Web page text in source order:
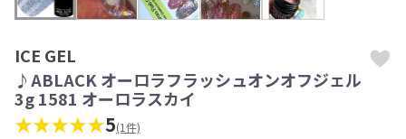
ICE GEL
♪ABLACK オーロラフラッシュオンオフジェル
3g 1581 オーロラスカイ
★★★★★5(1件)